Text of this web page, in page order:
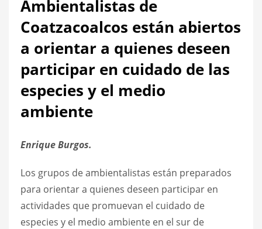
Ambientalistas de
Coatzacoalcos están abiertos
a orientar a quienes deseen
participar en cuidado de las
especies y el medio
ambiente
Enrique Burgos.
Los grupos de ambientalistas están preparados
para orientar a quienes deseen participar en
actividades que promuevan el cuidado de
especies y el medio ambiente en el sur de